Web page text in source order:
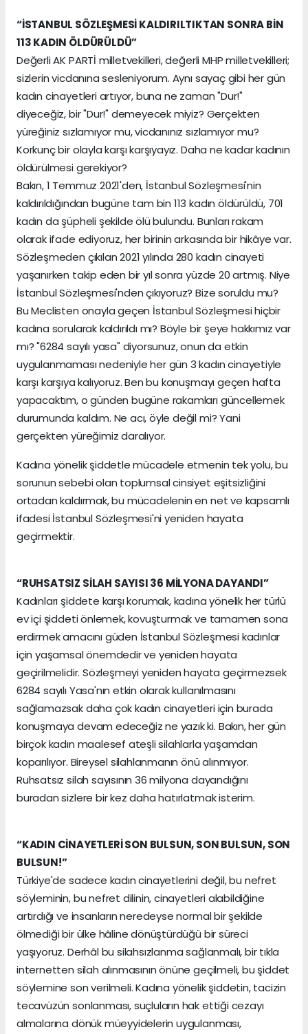
“İSTANBUL SÖZLEŞMESİ KALDIRILTIKTAN SONRA BİN
113 KADIN ÖLDÜRÜLDÜ”
Değerli AK PARTİ milletvekilleri, değerli MHP milletvekilleri;
sizlerin vicdanına sesleniyorum. Aynı sayaç gibi her gün
kadın cinayetleri artıyor, buna ne zaman "Dur!"
diyeceğiz, bir "Dur!" demeyecek miyiz? Gerçekten
yüreğiniz sızlamıyor mu, vicdanınız sızlamıyor mu?
Korkunç bir olayla karşı karşıyayız. Daha ne kadar kadının
öldürülmesi gerekiyor?
Bakın, 1 Temmuz 2021'den, İstanbul Sözleşmesi'nin
kaldırıldığından bugüne tam bin 113 kadın öldürüldü, 701
kadın da şüpheli şekilde ölü bulundu. Bunları rakam
olarak ifade ediyoruz, her birinin arkasında bir hikâye var.
Sözleşmeden çıkılan 2021 yılında 280 kadın cinayeti
yaşanırken takip eden bir yıl sonra yüzde 20 artmış. Niye
İstanbul Sözleşmesi'nden çıkıyoruz? Bize soruldu mu?
Bu Meclisten onayla geçen İstanbul Sözleşmesi hiçbir
kadına sorularak kaldırıldı mı? Böyle bir şeye hakkımız var
mı? "6284 sayılı yasa" diyorsunuz, onun da etkin
uygulanmaması nedeniyle her gün 3 kadın cinayetiyle
karşı karşıya kalıyoruz. Ben bu konuşmayı geçen hafta
yapacaktım, o günden bugüne rakamları güncellemek
durumunda kaldım. Ne acı, öyle değil mi? Yani
gerçekten yüreğimiz daralıyor.
Kadına yönelik şiddetle mücadele etmenin tek yolu, bu
sorunun sebebi olan toplumsal cinsiyet eşitsizliğini
ortadan kaldırmak, bu mücadelenin en net ve kapsamlı
ifadesi İstanbul Sözleşmesi'ni yeniden hayata
geçirmektir.
“RUHSATSIZ SİLAH SAYISI 36 MİLYONA DAYANDI”
Kadınları şiddete karşı korumak, kadına yönelik her türlü
ev içi şiddeti önlemek, kovuşturmak ve tamamen sona
erdirmek amacını güden İstanbul Sözleşmesi kadınlar
için yaşamsal önemdedir ve yeniden hayata
geçirilmelidir. Sözleşmeyi yeniden hayata geçirmezsek
6284 sayılı Yasa'nın etkin olarak kullanılmasını
sağlamazsak daha çok kadın cinayetleri için burada
konuşmaya devam edeceğiz ne yazık ki. Bakın, her gün
birçok kadın maalesef ateşli silahlarla yaşamdan
koparılıyor. Bireysel silahlanmanın önü alınmıyor.
Ruhsatsız silah sayısının 36 milyona dayandığını
buradan sizlere bir kez daha hatırlatmak isterim.
“KADIN CİNAYETLERİ SON BULSUN, SON BULSUN, SON
BULSUN!”
Türkiye'de sadece kadın cinayetlerini değil, bu nefret
söyleminin, bu nefret dilinin, cinayetleri alabildiğine
artırdığı ve insanların neredeyse normal bir şekilde
ölmediği bir ülke hâline dönüştürdüğü bir süreci
yaşıyoruz. Derhâl bu silahsızlanma sağlanmalı, bir tıkla
internetten silah alınmasının önüne geçilmeli, bu şiddet
söylemine son verilmeli. Kadına yönelik şiddetin, tacizin
tecavüzün sonlanması, suçluların hak ettiği cezayı
almalarına dönük müeyyidelerin uygulanması,